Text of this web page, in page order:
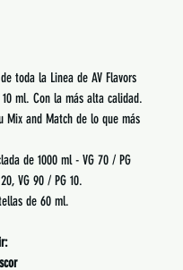
toda la Linea de AV Flavors
ml. Con la más alta calidad.
Mix and Match de lo que más
de 1000 ml - VG 70 / PG
VG 90 / PG 10.
de 60 ml.